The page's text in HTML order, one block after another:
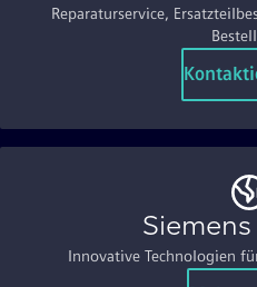
Reparaturservice,
Innovative Technologien